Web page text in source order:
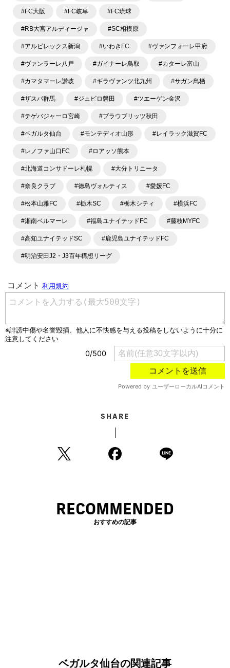
#FC大阪 #FC岐阜 #FC琉球
#RB大宮アルディージャ #SC相模原
#アルビレックス新潟 #いわきFC #ヴァンフォーレ甲府
#ヴァンラーレ八戸 #ガイナーレ鳥取 #カターレ富山
#カマタマーレ讃岐 #ギラヴァンツ北九州 #サガン鳥栖
#ザスパ群馬 #ジュビロ磐田 #ツエーゲン金沢
#テゲバジャーロ宮崎 #ブラウブリッツ秋田
#ベガルタ仙台 #モンテディオ山形 #レイラック滋賀FC
#レノファ山口FC #ロアッソ熊本
#北海道コンサドーレ札幌 #大分トリニータ
#奈良クラブ #徳島ヴォルティス #愛媛FC
#松本山雅FC #栃木SC #栃木シティ #横浜FC
#湘南ベルマーレ #福島ユナイテッドFC #藤枝MYFC
#高知ユナイテッドSC #鹿児島ユナイテッドFC
#明治安田J2・J3百年構想リーグ
SHARE
RECOMMENDED
おすすめの記事
ベガルタ仙台の関連記事